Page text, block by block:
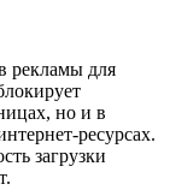
рекламы для
но и в
ресурсах.
загрузки